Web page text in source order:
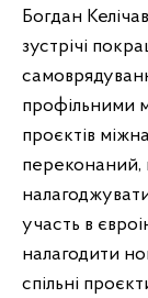
Богдан
зустрічі
профільними
проєктів
переконаний,
участь в
налагодити
спільні